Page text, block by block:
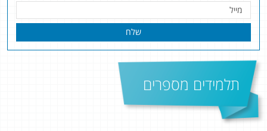
שלח
תלמידים מספרים